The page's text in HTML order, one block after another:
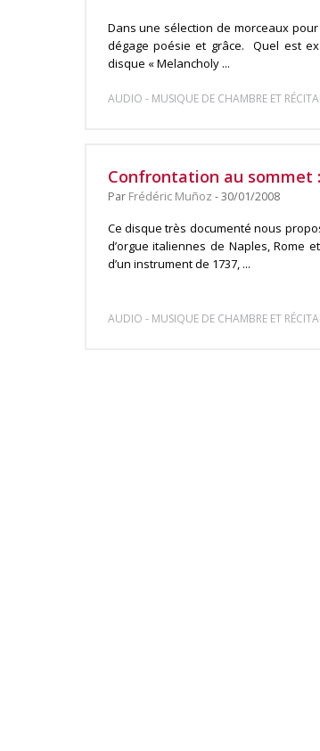
Dans une sélection de morceaux pour
dégage poésie et grâce. Quel est
disque « Melancholy ...
AUDIO - MUSIQUE DE CHAMBRE ET
Confrontation au sommet
Par Frédéric Muñoz - 30/01/2008
Ce disque très documenté nous
d’orgue italiennes de Naples, Rome
d’un instrument de 1737, ...
AUDIO - MUSIQUE DE CHAMBRE ET